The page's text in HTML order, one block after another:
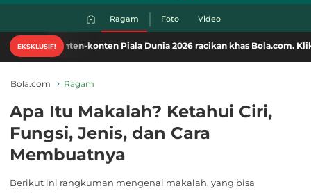
Ragam Foto Video
EKSKLUSIF!
konten Piala Dunia 2026 racikan khas Bola.com. Klik di sini!
Bola.com Ragam
Apa Itu Makalah? Ketahui Ciri,
Fungsi, Jenis, dan Cara
Membuatnya
Berikut ini rangkuman mengenai makalah, yang bisa